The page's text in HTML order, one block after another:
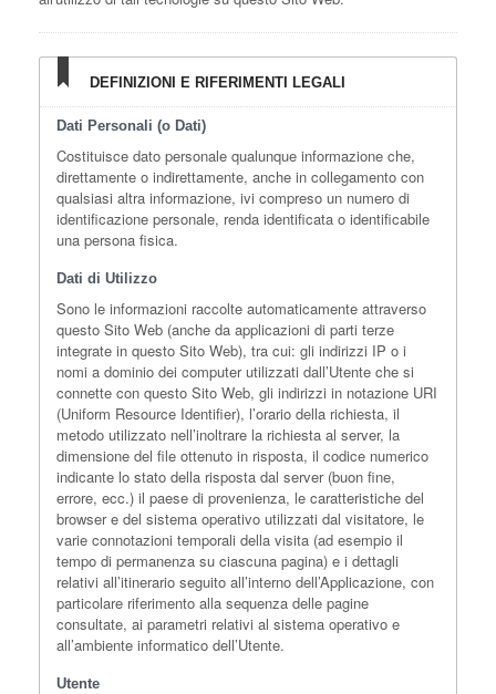
DEFINIZIONI E RIFERIMENTI LEGALI
Dati Personali (o Dati)
Costituisce dato personale qualunque informazione che,
direttamente o indirettamente, anche in collegamento con
qualsiasi altra informazione, ivi compreso un numero di
identificazione personale, renda identificata o identificabile
una persona fisica.
Dati di Utilizzo
Sono le informazioni raccolte automaticamente attraverso
questo Sito Web (anche da applicazioni di parti terze
integrate in questo Sito Web), tra cui: gli indirizzi IP o i
nomi a dominio dei computer utilizzati dall’Utente che si
connette con questo Sito Web, gli indirizzi in notazione URI
(Uniform Resource Identifier), l’orario della richiesta, il
metodo utilizzato nell’inoltrare la richiesta al server, la
dimensione del file ottenuto in risposta, il codice numerico
indicante lo stato della risposta dal server (buon fine,
errore, ecc.) il paese di provenienza, le caratteristiche del
browser e del sistema operativo utilizzati dal visitatore, le
varie connotazioni temporali della visita (ad esempio il
tempo di permanenza su ciascuna pagina) e i dettagli
relativi all’itinerario seguito all’interno dell’Applicazione, con
particolare riferimento alla sequenza delle pagine
consultate, ai parametri relativi al sistema operativo e
all’ambiente informatico dell’Utente.
Utente